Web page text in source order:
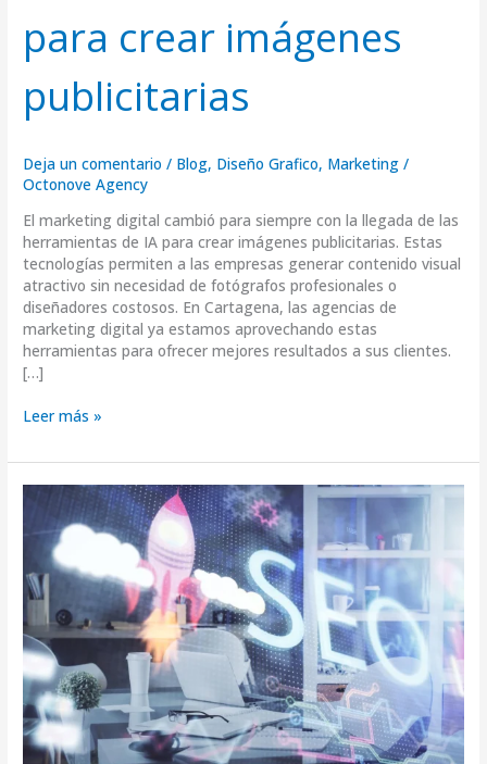
para crear imágenes
publicitarias
Deja un comentario / Blog, Diseño Grafico, Marketing /
Octonove Agency
El marketing digital cambió para siempre con la llegada de las
herramientas de IA para crear imágenes publicitarias. Estas
tecnologías permiten a las empresas generar contenido visual
atractivo sin necesidad de fotógrafos profesionales o
diseñadores costosos. En Cartagena, las agencias de
marketing digital ya estamos aprovechando estas
herramientas para ofrecer mejores resultados a sus clientes.
[…]
Leer más »
Core
Web
Vitals
2025:
Qué
cambió
y
cómo
adaptarte
para
no
perder
posiciones